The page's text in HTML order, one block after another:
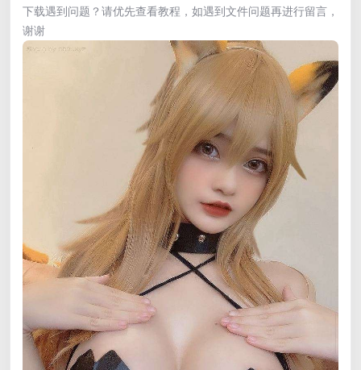
下载遇到问题？请优先查看教程，如遇到文件问题再进行留言，
谢谢